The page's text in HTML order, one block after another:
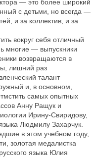
— это более широкий
с детьми, но всегда —
и за коллектив, и за
вокруг себя отличный
многие — выпускники
возвращаются в
лишний раз
талант
и, в основном,
самых опытных
Анну Ращук и
Ирину-Свиридову,
Людмилу Захарчук.
в этом учебном году,
золотая медалистка
языка Юлия